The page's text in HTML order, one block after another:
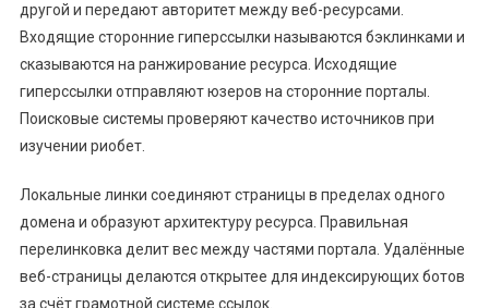
другой и передают авторитет между веб-ресурсами.
Входящие сторонние гиперссылки называются бэклинками и
сказываются на ранжирование ресурса. Исходящие
гиперссылки отправляют юзеров на сторонние порталы.
Поисковые системы проверяют качество источников при
изучении риобет.
Локальные линки соединяют страницы в пределах одного
домена и образуют архитектуру ресурса. Правильная
перелинковка делит вес между частями портала. Удалённые
веб-страницы делаются открытее для индексирующих ботов
за счёт грамотной системе ссылок.